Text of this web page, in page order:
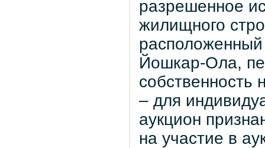
разрешенное
жилищного
Йошкар-Ола,
собственность
– для
аукцион
на участие в